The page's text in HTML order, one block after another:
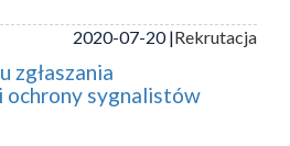
2020-07-20 |Rekrutacja
zgłaszania
ochrony sygnalistów